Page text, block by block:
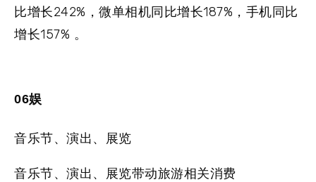
比增长242%， 微单相机同比增长187%， 手机同比
增长157% 。
06娱
音乐节、演出、展览
音乐节、演出、展览带动旅游相关消费